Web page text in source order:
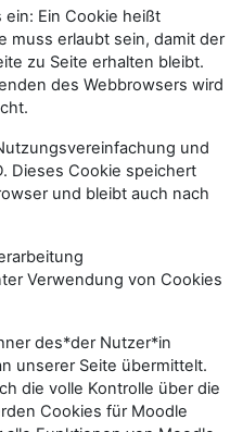
Ein Cookie heißt
muss erlaubt sein, damit der
zu Seite erhalten bleibt.
des Webbrowsers wird
und
Dieses Cookie speichert
und bleibt auch nach
Verwendung von Cookies
des*der Nutzer*in
unserer Seite übermittelt.
die volle Kontrolle über die
Cookies für Moodle